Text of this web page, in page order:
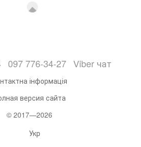
097 776-34-27 Viber чат
інформація
версия сайта
© 2017—2026
Укр